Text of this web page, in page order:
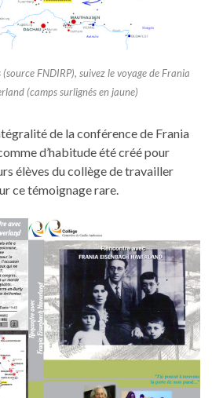
FNDIRP), suivez le voyage de Frania
(camps surlignés en jaune)
de la conférence de Frania
d’habitude été créé pour
élèves du collège de travailler
ce témoignage rare.